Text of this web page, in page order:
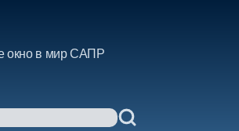
окно в мир САПР